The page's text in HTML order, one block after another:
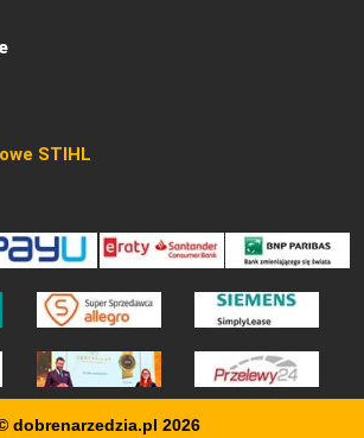
STIHL
dobrenarzedzia.pl 2026